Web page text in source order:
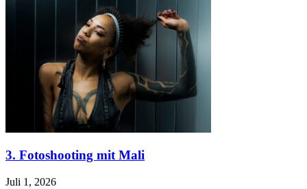
3. Fotoshooting mit Mali
Juli 1, 2026